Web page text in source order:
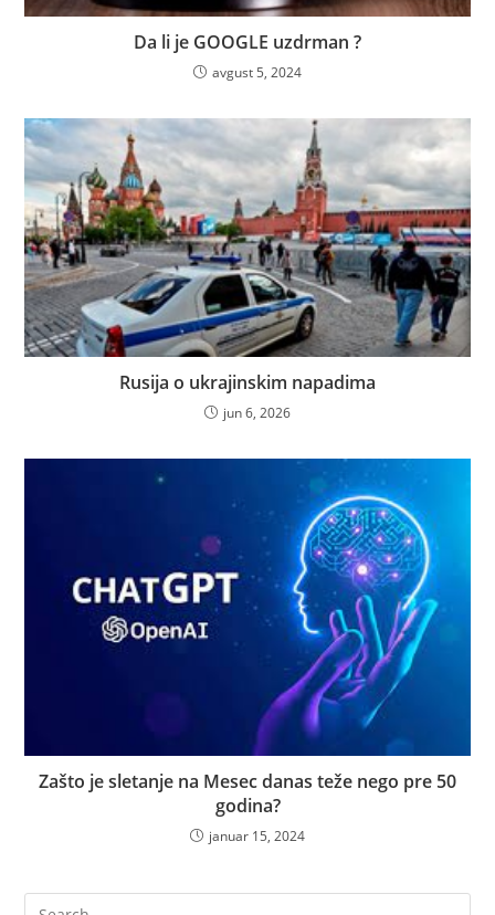
Da li je GOOGLE uzdrman ?
avgust 5, 2024
Rusija o ukrajinskim napadima
jun 6, 2026
Zašto je sletanje na Mesec danas teže nego pre 50
godina?
januar 15, 2024